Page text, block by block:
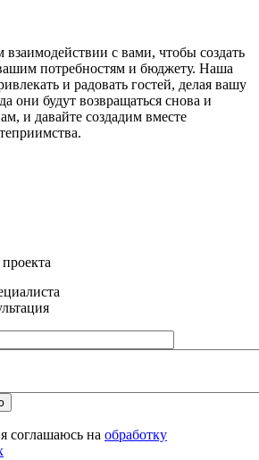
с вами, чтобы создать
потребностям и бюджету. Наша
и радовать гостей, делая вашу
они будут возвращаться снова и
и давайте создадим вместе
соглашаюсь на обработку